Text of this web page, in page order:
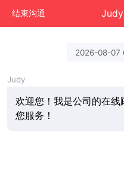
结束沟通
2026-08-07
Judy
欢迎您！我是公司的在线
您服务！